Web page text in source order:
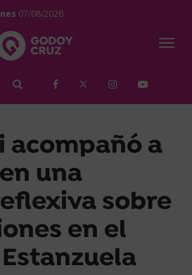
07/08/2026
acompañó a
una
sobre
en el